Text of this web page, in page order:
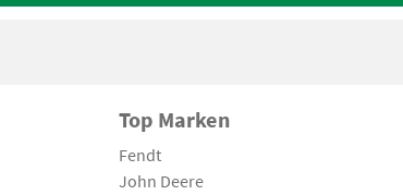
Top Marken
Fendt
John Deere